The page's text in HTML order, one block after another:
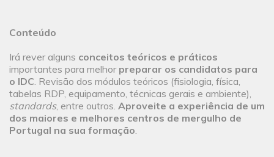
Conteúdo
Irá rever alguns conceitos teóricos e práticos
importantes para melhor preparar os candidatos para
o IDC. Revisão dos módulos teóricos (fisiologia, física,
tabelas RDP, equipamento, técnicas gerais e ambiente),
standards, entre outros. Aproveite a experiência de um
dos maiores e melhores centros de mergulho de
Portugal na sua formação.